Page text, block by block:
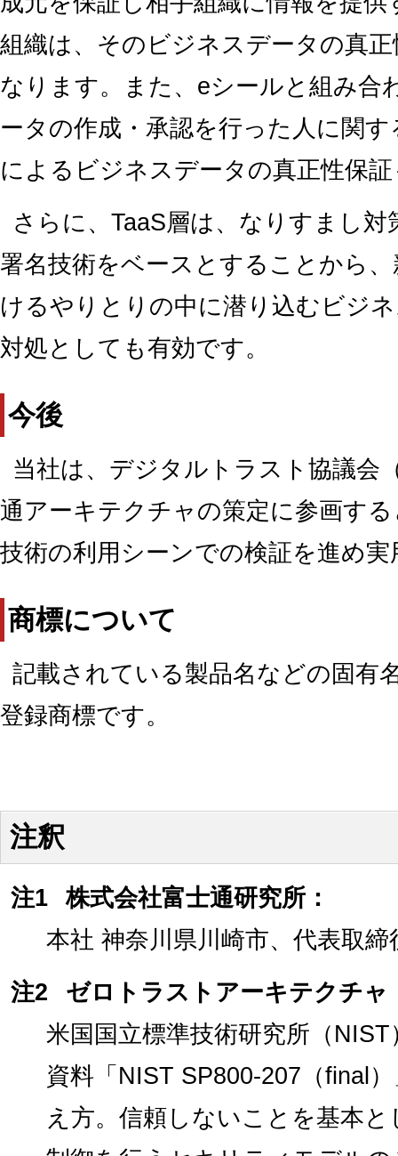
組織は、そのビジネスデータの真
なります。また、eシールと組み合
ータの作成・承認を行った人に関
によるビジネスデータの真正性保
さらに、TaaS層は、なりすまし
署名技術をベースとすることから
けるやりとりの中に潜り込むビジ
対処としても有効です。
今後
当社は、デジタルトラスト協議会
通アーキテクチャの策定に参画す
技術の利用シーンでの検証を進め
商標について
記載されている製品名などの固有
登録商標です。
注釈
注1
株式会社富士通研究所：
本社 神奈川県川崎市、代表取
注2
ゼロトラストアーキテクチャ
米国国立標準技術研究所（
資料「NIST SP800-207（final
え方。信頼しないことを基本